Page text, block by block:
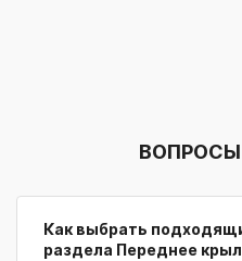
Как выбрать
раздела Переднее